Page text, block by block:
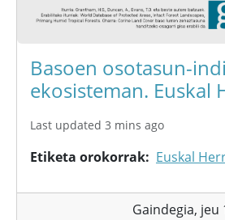
Basoen osotasun-
ekosisteman. Euskal
Last updated 3 mins ago
Etiketa orokorrak Euskal
Gaindegia, jeu